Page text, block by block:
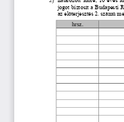
jogot biztosít a Budapesti
az előterjesztés 2. számú
hrsz.